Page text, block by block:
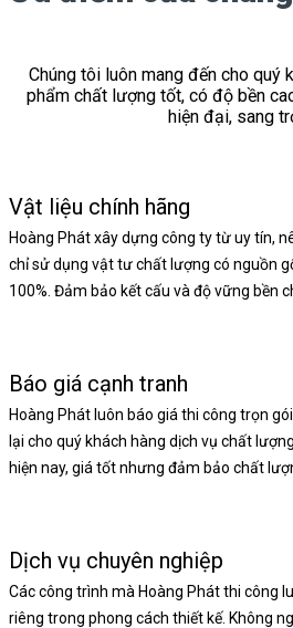
Chúng tôi luôn mang đến cho quý
phẩm chất lượng tốt, có độ bền
hiện đại, sang
Vật liệu chính hãng
Hoàng Phát xây dựng công ty từ uy tín,
chỉ sử dụng vật tư chất lượng có nguồn
100%. Đảm bảo kết cấu và độ vững bền
Báo giá cạnh tranh
Hoàng Phát luôn báo giá thi công trọn
lại cho quý khách hàng dịch vụ chất
hiện nay, giá tốt nhưng đảm bảo chất
Dịch vụ chuyên nghiệp
Các công trình mà Hoàng Phát thi công
riêng trong phong cách thiết kế. Không